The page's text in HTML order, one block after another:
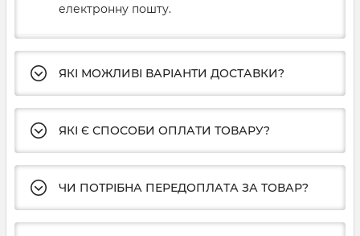
електронну пошту.
ЯКІ МОЖЛИВІ ВАРІАНТИ ДОСТАВКИ?
ЯКІ Є СПОСОБИ ОПЛАТИ ТОВАРУ?
ЧИ ПОТРІБНА ПЕРЕДОПЛАТА ЗА ТОВАР?